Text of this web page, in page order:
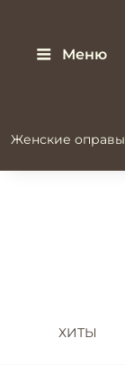
Меню
Женские оправы
ХИТЫ